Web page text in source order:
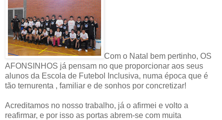
Com o Natal bem pertinho, OS
AFONSINHOS já pensam no que proporcionar aos seus
alunos da Escola de Futebol Inclusiva, numa época que é
tão ternurenta , familiar e de sonhos por concretizar!
Acreditamos no nosso trabalho, já o afirmei e volto a
reafirmar, e por isso as portas abrem-se com muita